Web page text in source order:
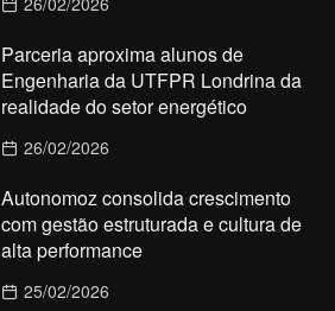
Parceria aproxima alunos de
Engenharia da UTFPR Londrina da
realidade do setor energético
26/02/2026
Autonomoz consolida crescimento
com gestão estruturada e cultura de
alta performance
25/02/2026